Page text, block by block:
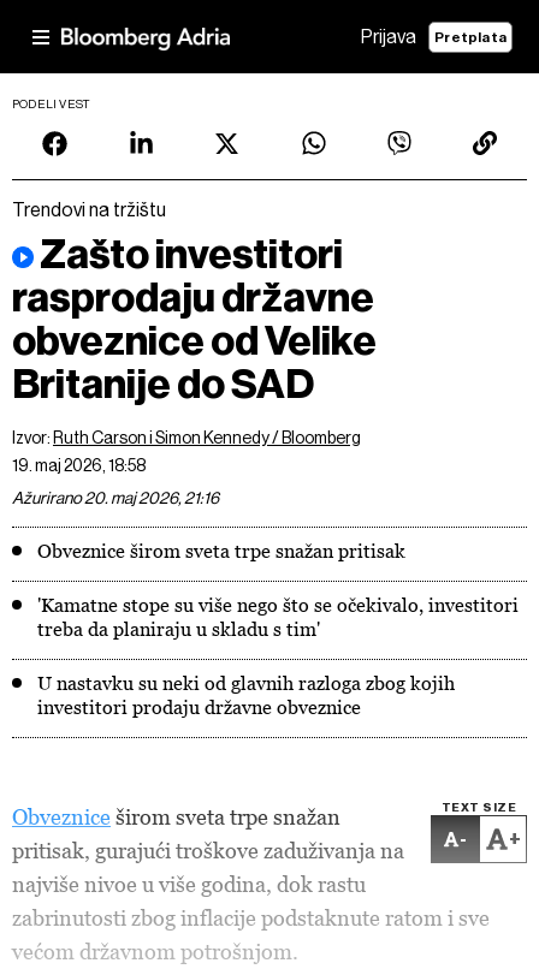
Prijava Pretplata
PODELI VEST
Trendovi na tržištu
Zašto investitori
rasprodaju državne
obveznice od Velike
Britanije do SAD
Izvor: Ruth Carson i Simon Kennedy / Bloomberg
19. maj 2026, 18:58
Ažurirano 20. maj 2026, 21:16
Obveznice širom sveta trpe snažan pritisak
'Kamatne stope su više nego što se očekivalo, investitori
treba da planiraju u skladu s tim'
U nastavku su neki od glavnih razloga zbog kojih
investitori prodaju državne obveznice
TEXT SIZE
- +
Obvezniceširom sveta trpe snažan
pritisak, gurajući troškove zaduživanja na
najviše nivoe u više godina, dok rastu
zabrinutosti zbog inflacije podstaknute ratom i sve
većom državnom potrošnjom.